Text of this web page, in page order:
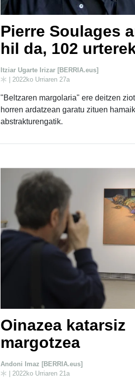
Pierre Soulages
hil da, 102
Itziar Ugarte Irizar [BERRIA.eus]
| 2022ko Urriaren 27a
"Beltzaren margolaria" ere deitzen
horren ardatzean garatu zituen
abstrakturengatik.
Oinazea katarsiz
margotzea
Andoni Imaz [BERRIA.eus]
| 2022ko Urriaren 21a